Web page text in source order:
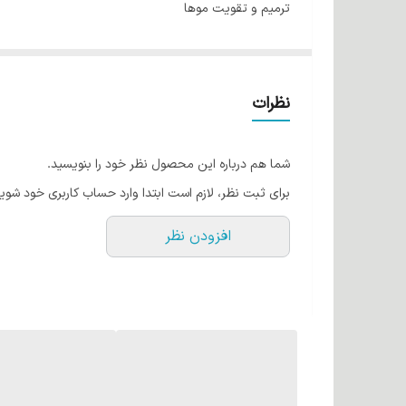
ترمیم و تقویت موها
حاوی عصاره آلوئه‌ورا
ساخت ایران با مواد اولیه فرانسوی
نظرات
شما هم درباره این محصول نظر خود را بنویسید.
برای ثبت نظر، لازم است ابتدا وارد حساب کاربری خود
افزودن نظر